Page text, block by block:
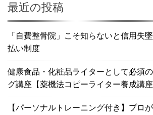
最近の投稿
「自費整骨院」こそ知らないと信用失
払い制度
健康食品・化粧品ライターとして必須
グ講座【薬機法コピーライター養成講座
【パーソナルトレーニング付き】プロ